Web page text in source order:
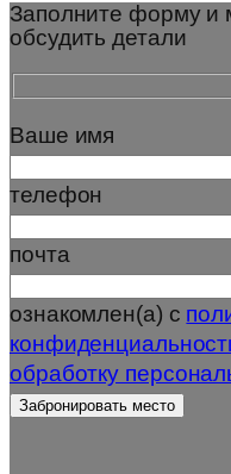
Заполните форму и
обсудить детали
Ваше имя
телефон
почта
ознакомлен(а) с
обработку